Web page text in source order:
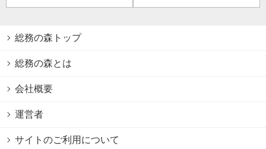
総務の森トップ
総務の森とは
会社概要
運営者
サイトのご利用について